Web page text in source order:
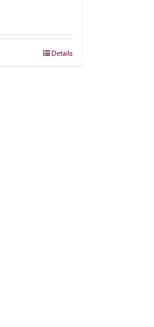
Details